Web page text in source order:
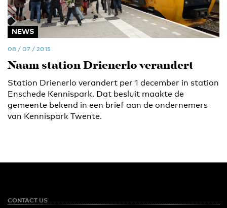
NEWS
08 / 07 / 2015
Naam station Drienerlo verandert
Station Drienerlo verandert per 1 december in station
Enschede Kennispark. Dat besluit maakte de
gemeente bekend in een brief aan de ondernemers
van Kennispark Twente.
CONTACT US